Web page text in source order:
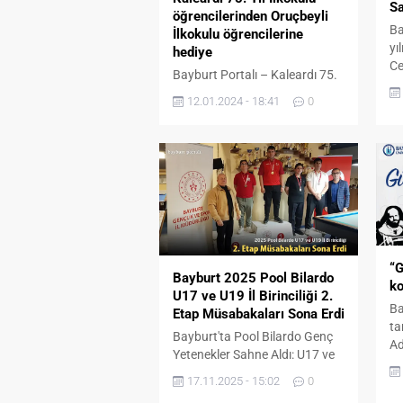
öğrencilerinden Oruçbeyli
İlkokulu öğrencilerine
hediye
Bayburt Portalı – Kaleardı 75.
yürütülen “Koridordan
projesi çerçevesinde öğrenciler,
kendi birikimleriyle aldıkları
hediyeleri Oruçbeyli
İlkokulu’ndaki arkadaşlarına
ulaştırdı. İl Milli Eğitim
Müdürlüğü yöneticileri, okul
yöneticileri ve proje yürütücüsü
öğretmenlerin katıldığı
etkinlikte Kaleardı 75. Yıl
İlkokulu ve Oruçbeyli İlkokulu
Değerlerimize eTwinning
projesi kapsamında...
12.01.2024 - 18:41 0
Bayburt 2025 Pool Bilardo
U17 ve U19 İl Birinciliği 2.
Etap Müsabakaları Sona Erdi
Bayburt'ta Pool Bilardo Genç
Yetenekler Sahne Aldı: U17 ve
17.11.2025 - 15:02 0